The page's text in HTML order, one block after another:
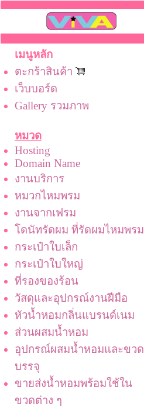
เมนูหลัก
ตะกร้าสินค้า
เว็บบอร์ด
Gallery รวมภาพ
หมวด
Hosting
Domain Name
งานบริการ
หมวกไหมพรม
งานจากเฟรม
โดนัทรัดผม ที่รัดผมไหมพรม
กระเป๋าใบเล็ก
กระเป๋าใบใหญ่
ที่รองของร้อน
วัสดุและอุปกรณ์งานฝีมือ
หัวน้ำหอมกลิ่นแบรนด์เนม
ส่วนผสมน้ำหอม
อุปกรณ์ผสมน้ำหอมและขวด
บรรจุ
ขายส่งน้ำหอมพร้อมใช้ใน
ขวดต่าง ๆ